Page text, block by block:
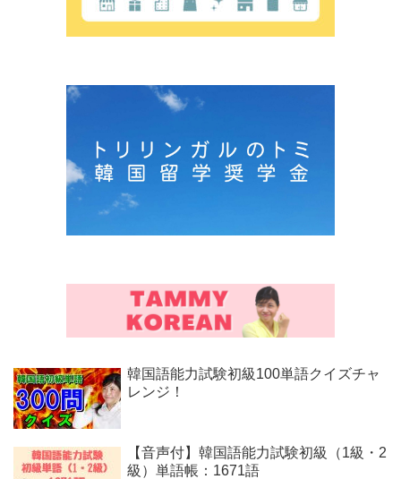
韓国語能力試験初級100単語クイズチャ
レンジ！
【音声付】韓国語能力試験初級（1級・2
級）単語帳：1671語